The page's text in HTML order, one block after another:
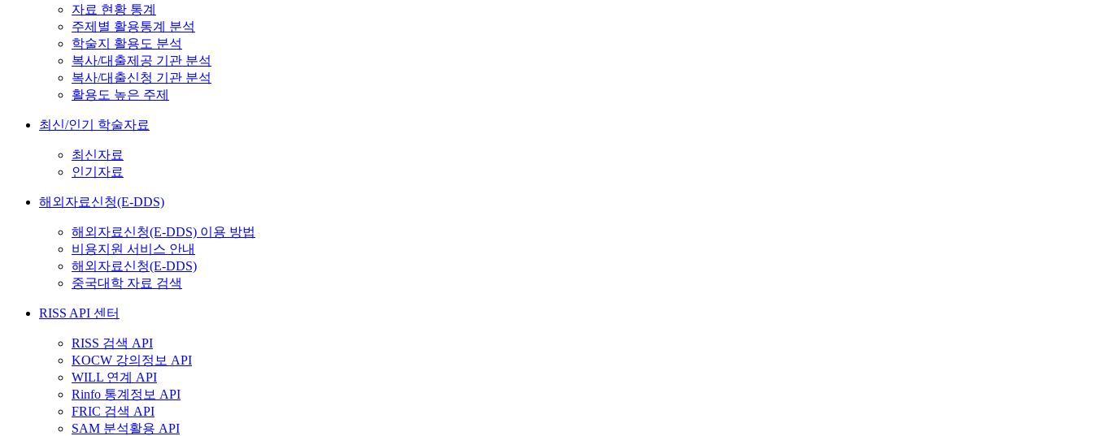
자료 현황 통계
주제별 활용통계 분석
학술지 활용도 분석
복사/대출제공 기관 분석
복사/대출신청 기관 분석
활용도 높은 주제
최신/인기 학술자료
최신자료
인기자료
해외자료신청(E-DDS)
해외자료신청(E-DDS) 이용 방법
비용지원 서비스 안내
해외자료신청(E-DDS)
중국대학 자료 검색
RISS API 센터
RISS 검색 API
KOCW 강의정보 API
WILL 연계 API
Rinfo 통계정보 API
FRIC 검색 API
SAM 분석활용 API